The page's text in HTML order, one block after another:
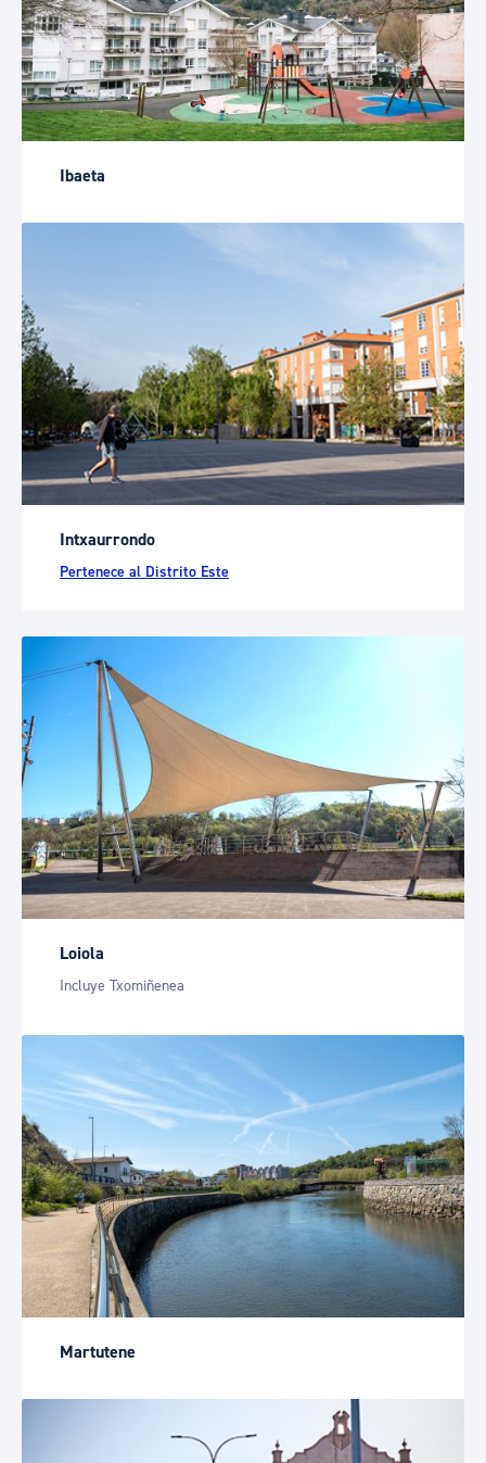
Ibaeta
Intxaurrondo
Pertenece al Distrito Este
Loiola
Incluye Txomiñenea
Martutene